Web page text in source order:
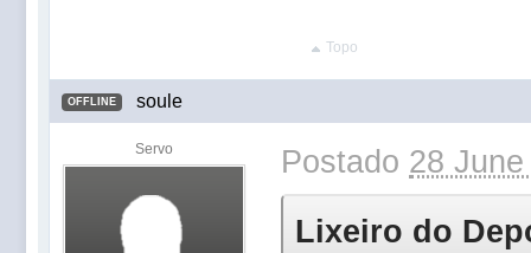
Topo
OFFLINE soule
Servo Postado 28
Lixeiro do